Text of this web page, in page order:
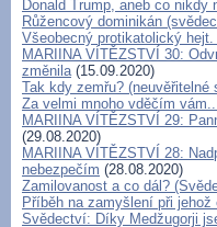
Donald Trump, aneb co
Růžencový dominikán
Všeobecný protikatolický
MARIINA VÍTĚZSTVÍ 30:
změnila(15.09.2020)
Tak kdy zemřu?
Za velmi mnoho vděčím
MARIINA VÍTĚZSTVÍ 29:
(29.08.2020)
MARIINA VÍTĚZSTVÍ 28:
nebezpečím (28.08.2020)
Zamilovanost a co dál?
Příběh na zamyšlení při
Svědectví: Díky Medžugorji